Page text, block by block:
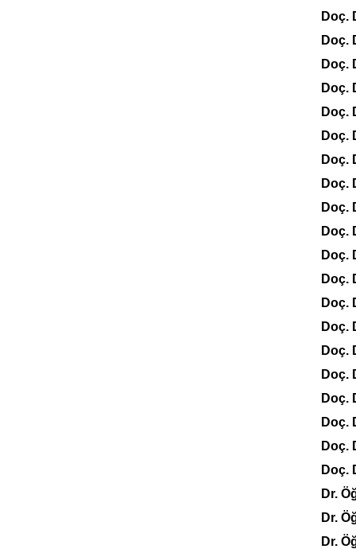
Doç.
Doç.
Doç.
Doç.
Doç.
Doç.
Doç.
Doç.
Doç.
Doç.
Doç.
Doç.
Doç.
Doç.
Doç.
Doç.
Doç.
Doç.
Doç.
Doç.
Dr.
Dr.
Dr.